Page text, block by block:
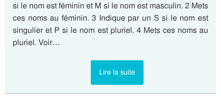
si le nom est féminin et M si le nom est masculin. 2 Mets
ces noms au féminin. 3 Indique par un S si le nom est
singulier et P si le nom est pluriel. 4 Mets ces noms au
pluriel. Voir…
Lire la suite